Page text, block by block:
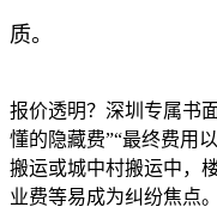
质。
报价透明？深圳专属书
懂的隐藏费”“最终费用
搬运或城中村搬运中，
业费等易成为纠纷焦点